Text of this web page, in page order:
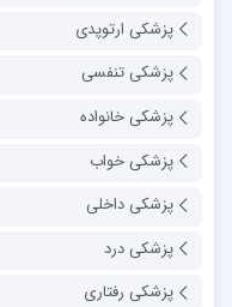
پزشکی ارتوپدی
پزشکی تنفسی
پزشکی خانواده
پزشکی خواب
پزشکی داخلی
پزشکی درد
پزشکی رفتاری